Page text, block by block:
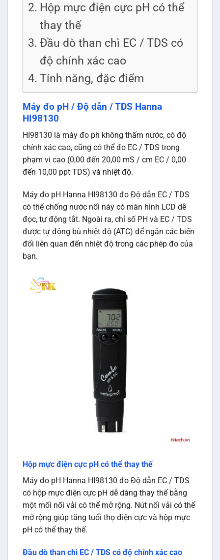
Hộp mực điện cực pH có thể
thay thế
Đầu dò than chì EC / TDS có
độ chính xác cao
Tính năng, đặc điểm
Máy đo pH / Độ dẫn / TDS Hanna
HI98130
HI98130 là máy đo ph không thấm nước, có độ
chính xác cao, cũng có thể đo EC / TDS trong
phạm vi cao (0,00 đến 20,00 mS / cm EC / 0,00
đến 10,00 ppt TDS) và nhiệt độ.
Máy đo pH Hanna HI98130 đo Độ dẫn EC / TDS
có thể chống nước nổi này có màn hình LCD dễ
đọc, tự động tắt. Ngoài ra, chỉ số PH và EC / TDS
được tự động bù nhiệt độ (ATC) để ngăn các biến
đổi liên quan đến nhiệt độ trong các phép đo của
bạn.
Hộp mực điện cực pH có thể thay thế
Máy đo pH Hanna HI98130 đo Độ dẫn EC / TDS
có hộp mực điện cực pH dễ dàng thay thế bằng
một mối nối vải có thể mở rộng. Nút nối vải có thể
mở rộng giúp tăng tuổi thọ điện cực và hộp mực
pH có thể thay thế.
Đầu dò than chì EC / TDS có độ chính xác cao